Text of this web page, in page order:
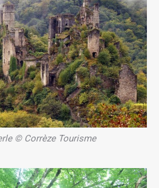
© Corrèze Tourisme